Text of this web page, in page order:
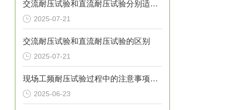
交流耐压试验和直流耐压试验分别适用于哪些设备
2025-07-21
交流耐压试验和直流耐压试验的区别
2025-07-21
现场工频耐压试验过程中的注意事项有哪些
2025-06-23